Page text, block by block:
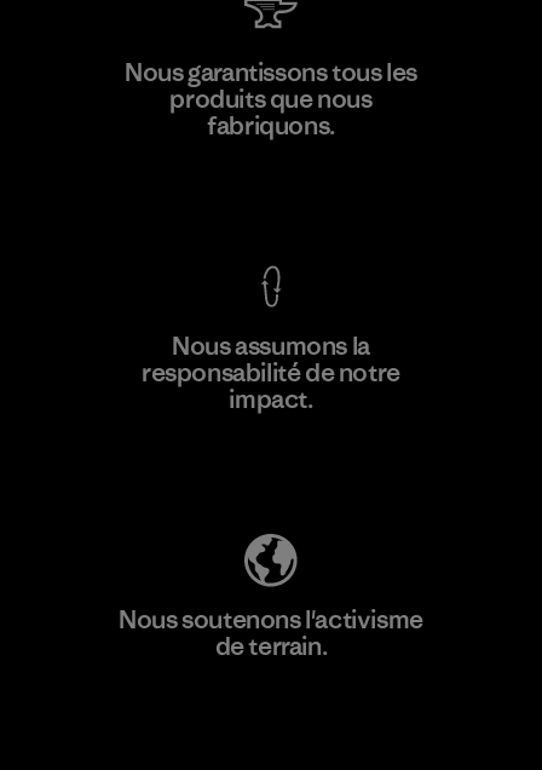
Singtex Industrial
Material-supplier
Nous garantissons tous les
produits que nous
fabriquons.
Nous assumons la
responsabilité de notre
impact.
Nous soutenons l'activisme
de terrain.